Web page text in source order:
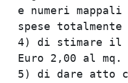
e numeri
spese
4) di stimare
Euro
5) di dare